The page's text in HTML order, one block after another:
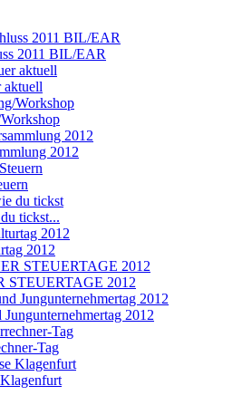
2011 BIL/EAR
aktuell
2012
tickst...
2012
STEUERTAGE 2012
2012
Tag